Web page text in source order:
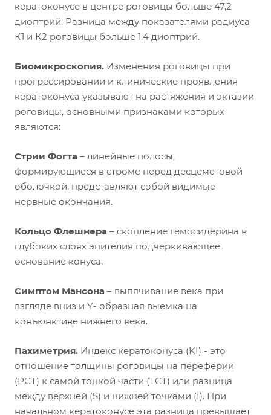
кератоконусе в центре роговицы больше 47,2
диоптрий. Разница между показателями радиуса
К1 и К2 роговицы больше 1,4 диоптрий.
Биомикроскопия. Изменения роговицы при
прогрессировании и клинические проявления
кератоконуса указывают на растяжения и эктазии
роговицы, основными признаками которых
являются:
Стрии Фогта – линейные полосы,
формирующиеся в строме перед десцеметовой
оболочкой, представляют собой видимые
нервные окончания.
Кольцо Флешнера – скопление гемосидерина в
глубоких слоях эпителия подчеркивающее
основание конуса.
Симптом Мансона – выпячивание века при
взгляде вниз и Y- образная выемка на
конъюнктиве нижнего века.
Пахиметрия. Индекс кератоконуса (KI) - это
отношение толщины роговицы на переферии
(РСТ) к самой тонкой части (ТСТ) или разница
между верхней (S) и нижней точками (I). При
начальном кератоконусе эта разница превышает